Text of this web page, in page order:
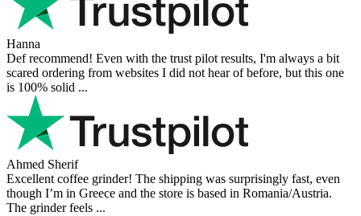
Hanna
Def recommend! Even with the trust pilot results, I'm always a bit
scared ordering from websites I did not hear of before, but this one
is 100% solid ...
Ahmed Sherif
Excellent coffee grinder! The shipping was surprisingly fast, even
though I’m in Greece and the store is based in Romania/Austria.
The grinder feels ...